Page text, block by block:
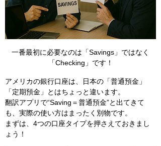
一番最初に必要なのは「Savings」ではなく
「Checking」です！
アメリカの銀行口座は、日本の「普通預金」
「定期預金」とはちょっと違います。
翻訳アプリで“Saving＝普通預金”と出てきて
も、実際の使い方はまったく別物です。
まずは、4つの口座タイプを押さえておきまし
ょう！